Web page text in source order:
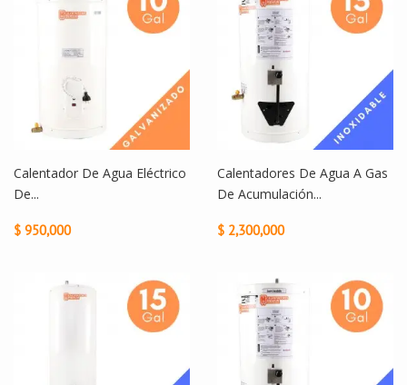
Calentador De Agua Eléctrico
De...
$ 950,000
Calentadores De Agua A Gas
De Acumulación...
$ 2,300,000